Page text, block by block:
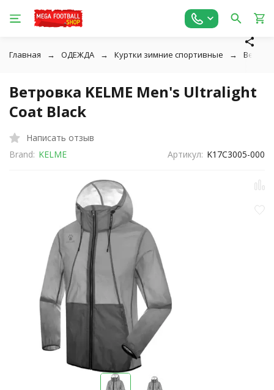
Главная ОДЕЖДА Куртки зимние спортивные
Ветровка KELME Men's Ultralight
Coat Black
Написать отзыв
Brand: KELME Артикул: K17C3005-000